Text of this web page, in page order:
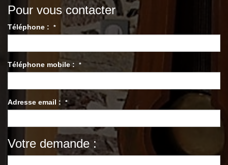
Pour vous contacter
Téléphone : *
Téléphone mobile : *
Adresse email : *
Votre demande :